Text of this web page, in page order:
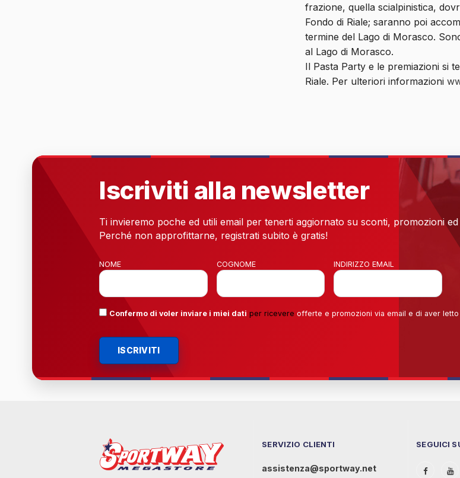
frazione, quella scialpinistica,
Fondo di Riale; saranno poi
termine del Lago di Morasco.
al Lago di Morasco.
Il Pasta Party e le premiazioni si
Riale. Per ulteriori informazioni
Iscriviti alla newsletter
Ti invieremo poche ed utili email per tenerti aggiornato su sconti, promozioni ed
Perché non approfittarne, registrati subito è gratis!
NOME COGNOME INDIRIZZO EMAIL
Confermo di voler inviare i miei dati per ricevere offerte e promozioni via email e di aver letto
ISCRIVITI
SERVIZIO CLIENTI
assistenza@sportway.net
SEGUICI